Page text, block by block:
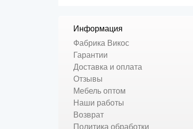
Информация
Фабрика Викос
Гарантии
Доставка и оплата
Отзывы
Мебель оптом
Наши работы
Возврат
Политика обработки